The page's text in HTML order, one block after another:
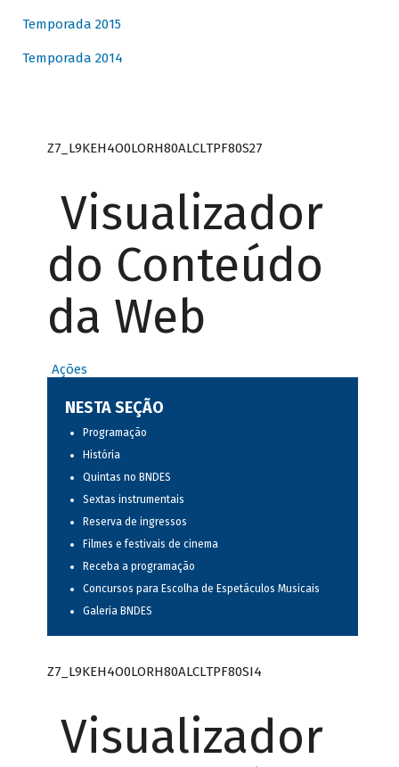
Temporada 2015
Temporada 2014
Z7_L9KEH4O0LORH80ALCLTPF80S27
Visualizador
do Conteúdo
da Web
Ações
NESTA SEÇÃO
Programação
História
Quintas no BNDES
Sextas instrumentais
Reserva de ingressos
Filmes e festivais de cinema
Receba a programação
Concursos para Escolha de Espetáculos Musicais
Galeria BNDES
Z7_L9KEH4O0LORH80ALCLTPF80SI4
Visualizador